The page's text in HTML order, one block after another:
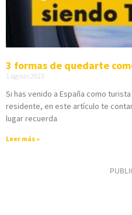
3 formas de quedarte
1 agosto 2023
Si has venido a España como
residente, en este artículo te
lugar recuerda
Leer más »